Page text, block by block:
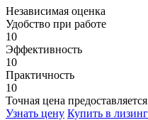
Независимая оценка
Удобство при работе
10
Эффективность
10
Практичность
10
Точная цена
Узнать цену Купить в лизинг